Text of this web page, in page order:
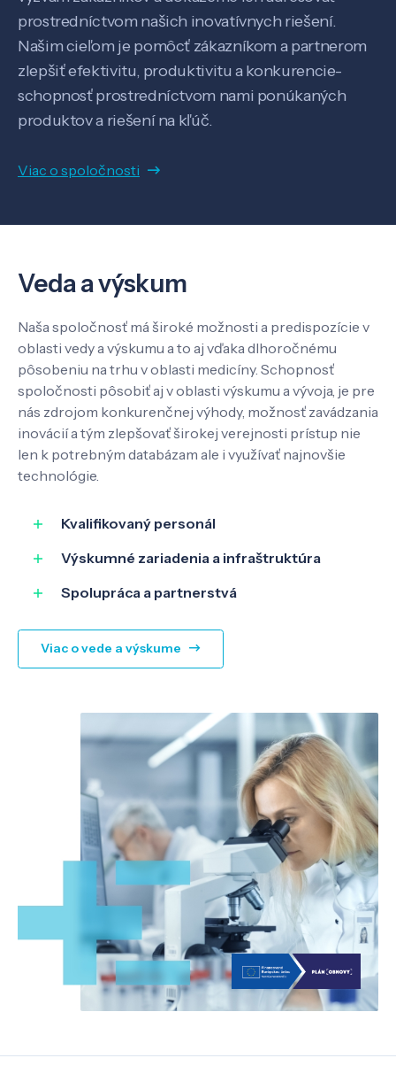
Know-how
O nás
prostredníctvom našich inovatívnych riešení.
Našim cieľom je pomôcť zákazníkom a partnerom
zlepšiť efektivitu, produktivitu a konkurencie-
schopnosť prostredníctvom nami ponúkaných
produktov a riešení na kľúč.
Viac o spoločnosti
Veda a výskum
Naša spoločnosť má široké možnosti a predispozície v
oblasti vedy a výskumu a to aj vďaka dlhoročnému
pôsobeniu na trhu v oblasti medicíny. Schopnosť
spoločnosti pôsobiť aj v oblasti výskumu a vývoja, je pre
nás zdrojom konkurenčnej výhody, možnosť zavádzania
inovácií a tým zlepšovať širokej verejnosti prístup nie
len k potrebným databázam ale i využívať najnovšie
technológie.
Kvalifikovaný personál
Výskumné zariadenia a infraštruktúra
Spolupráca a partnerstvá
Viac o vede a výskume